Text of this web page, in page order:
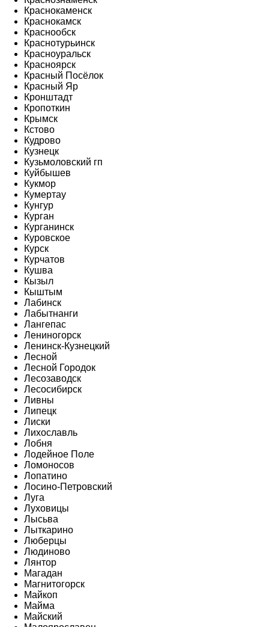
Краснокаменск
Краснокамск
Краснообск
Краснотурьинск
Красноуральск
Красноярск
Красный Посёлок
Красный Яр
Кронштадт
Кропоткин
Крымск
Кстово
Кудрово
Кузнецк
Кузьмоловский гп
Куйбышев
Кукмор
Кумертау
Кунгур
Курган
Курганинск
Куровское
Курск
Курчатов
Кушва
Кызыл
Кыштым
Лабинск
Лабытнанги
Лангепас
Лениногорск
Ленинск-Кузнецкий
Лесной
Лесной Городок
Лесозаводск
Лесосибирск
Ливны
Липецк
Лиски
Лихославль
Лобня
Лодейное Поле
Ломоносов
Лопатино
Лосино-Петровский
Луга
Луховицы
Лысьва
Лыткарино
Люберцы
Людиново
Лянтор
Магадан
Магнитогорск
Майкоп
Майма
Майский